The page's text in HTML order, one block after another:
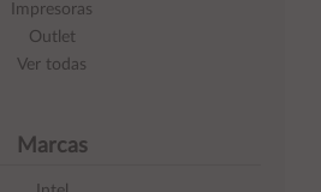
Impresoras
Outlet
Ver todas
Marcas